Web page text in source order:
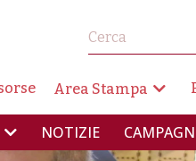
Area Stampa
NOTIZIE